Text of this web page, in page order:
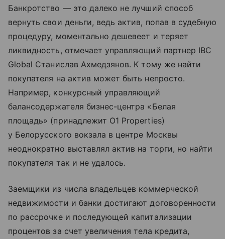
Банкротство — это далеко не лучший способ
вернуть свои деньги, ведь актив, попав в судебную
процедуру, моментально дешевеет и теряет
ликвидность, отмечает управляющий партнер IBC
Global Станислав Ахмедзянов. К тому же найти
покупателя на актив может быть непросто.
Например, конкурсный управляющий
балансодержателя бизнес-центра «Белая
площадь» (принадлежит O1 Properties)
у Белорусского вокзала в центре Москвы
неоднократно выставлял актив на торги, но найти
покупателя так и не удалось.
Заемщики из числа владельцев коммерческой
недвижимости и банки достигают договоренности
по рассрочке и последующей капитализации
процентов за счет увеличения тела кредита,